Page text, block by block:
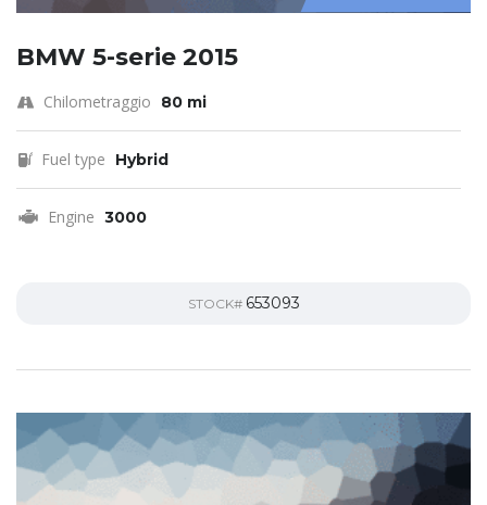
BMW 5-serie 2015
Chilometraggio 80 mi
Fuel type Hybrid
Engine 3000
STOCK# 653093